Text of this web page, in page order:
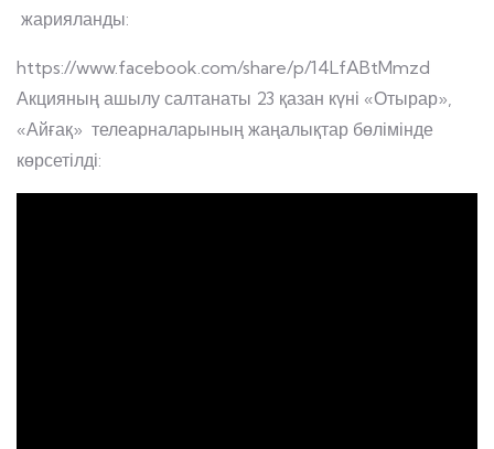
жарияланды:
https://www.facebook.com/share/p/14LfABtMmzd
Акцияның ашылу салтанаты 23 қазан күні «Отырар»,
«Айғақ» телеарналарының жаңалықтар бөлімінде
көрсетілді: